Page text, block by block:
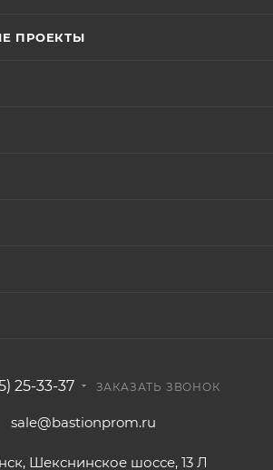
ПРОЕКТЫ
25-33-37 ЗАКАЗАТЬ ЗВОНОК
sale@bastionprom.ru
Шекснинское шоссе, 13 Л